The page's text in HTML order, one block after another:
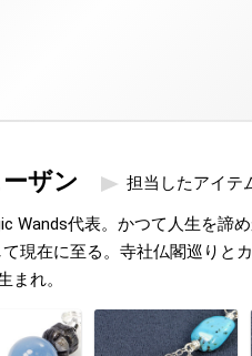
ザン 担当したアイテ
Wands代表。かつて人生を諦
現在に至る。寺社仏閣巡りと
まれ。